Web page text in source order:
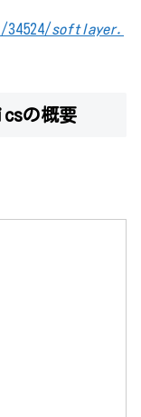
softlayer.
の概要